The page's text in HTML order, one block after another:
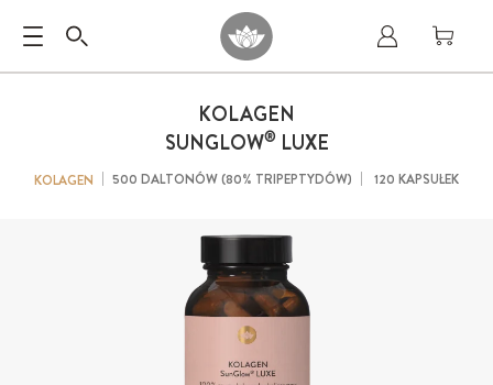
KOLAGEN
SUNGLOW®LUXE
KOLAGEN 500 DALTONÓW (80% TRIPEPTYDÓW) 120 KAPSUŁEK